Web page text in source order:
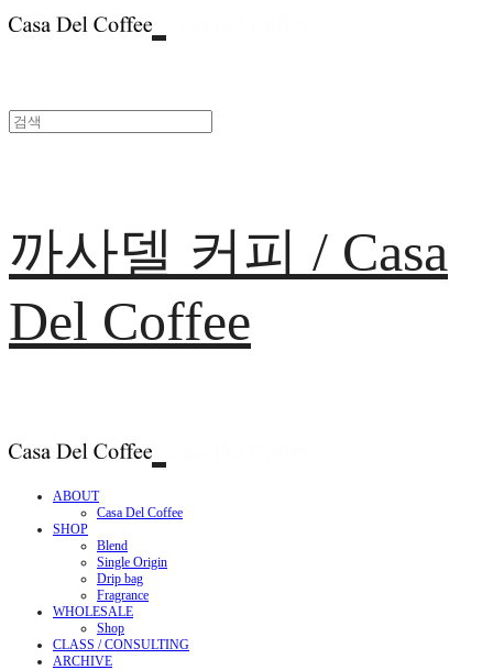
까사델 커피 / Casa
Del Coffee
ABOUT
Casa Del Coffee
SHOP
Blend
Single Origin
Drip bag
Fragrance
WHOLESALE
Shop
CLASS / CONSULTING
ARCHIVE